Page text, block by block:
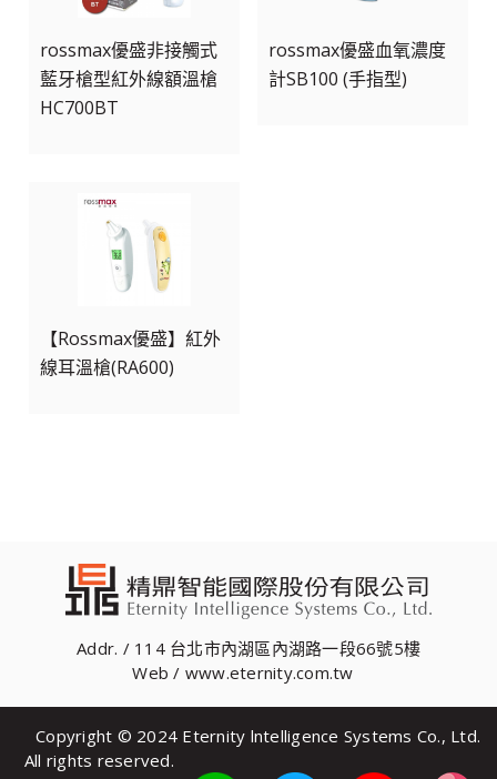
rossmax優盛非接觸式
藍牙槍型紅外線額溫槍
HC700BT
rossmax優盛血氧濃度
計SB100 (手指型)
【Rossmax優盛】紅外
線耳溫槍(RA600)
Addr. / 114 台北市內湖區內湖路一段66號5樓
Web / www.eternity.com.tw
Copyright © 2024 Eternity lntelligence Systems Co., Ltd.
All rights reserved.